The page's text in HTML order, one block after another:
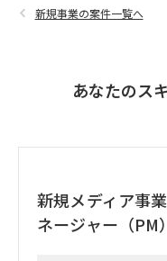
新規事業の案件一覧へ
あなたのス
新規メディア事
ネージャー（PM）